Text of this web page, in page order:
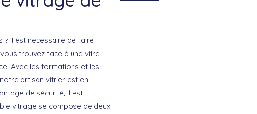
Il est nécessaire de faire
trouvez face à une vitre
Avec les formations et les
artisan vitrier est en
de sécurité, il est
vitrage se compose de deux